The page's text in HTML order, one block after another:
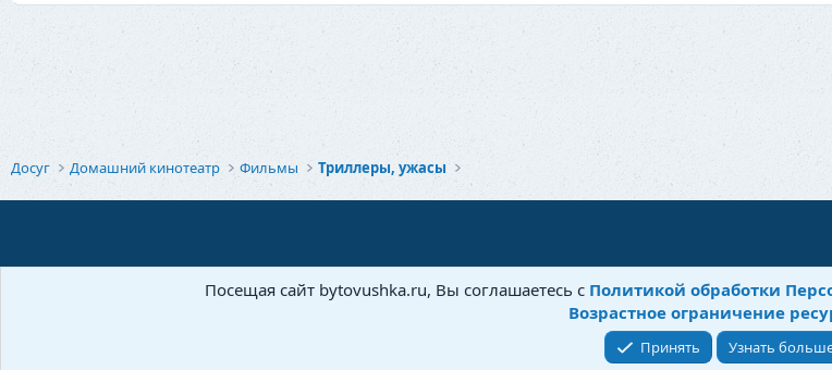
Досуг Домашний кинотеатр Фильмы Триллеры, ужасы
©Бытовушка, 2025-2026
Посещая сайт bytovushka.ru, Вы соглашаетесь с Политикой обработки
Возрастное ограничение
Принять Узнать